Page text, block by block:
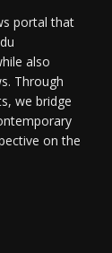
portal that
also
Through
we bridge
on the